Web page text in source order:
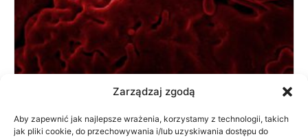
Zarządzaj zgodą
Aby zapewnić jak najlepsze wrażenia, korzystamy z technologii, takich
jak pliki cookie, do przechowywania i/lub uzyskiwania dostępu do
konferencja – co ze zwrotem zapłaconej